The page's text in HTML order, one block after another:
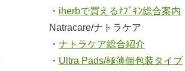
・ iherbで買えるﾅﾌﾟｷﾝ総合案内
Natracare/ナトラケア
・ ナトラケア総合紹介
・ Ultra Pads/極薄個包装タイプ